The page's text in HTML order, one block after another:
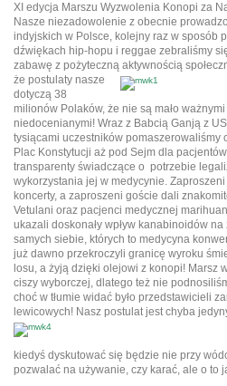
XI edycja Marszu Wyzwolenia Konopi za
Nasze niezadowolenie z obecnie
indyjskich w Polsce, kolejny raz w sposób
dźwiękach hip-hopu i reggae zebraliśmy
zabawę z pożyteczną aktywnością
że postulaty nasze
dotyczą 38
milionów Polaków, że nie są mało
niedocenianymi! Wraz z Babcią Ganją z
tysiącami uczestników pomaszerowaliśmy
Plac Konstytucji aż pod Sejm dla
transparenty świadczące o potrzebie
wykorzystania jej w medycynie.
koncerty, a zaproszeni goście dali
Vetulani oraz pacjenci medycznej
ukazali doskonały wpływ kanabinoidów
samych siebie, których to medycyna
już dawno przekroczyli granicę wyroku
losu, a żyją dzięki olejowi z konopi! Marsz
ciszy wyborczej, dlatego też nie
choć w tłumie widać było przedstawicieli
lewicowych! Nasz postulat jest chyba
kiedyś dyskutować się będzie nie przy
pozwalać na używanie, czy karać, ale o to